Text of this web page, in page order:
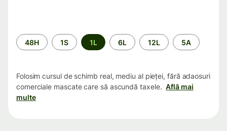
Perioada
48H 1S 1L 6L 12L 5A
Folosim cursul de schimb real, mediu al pieței, fără adaosuri
comerciale mascate care să ascundă taxele. Află mai
multe